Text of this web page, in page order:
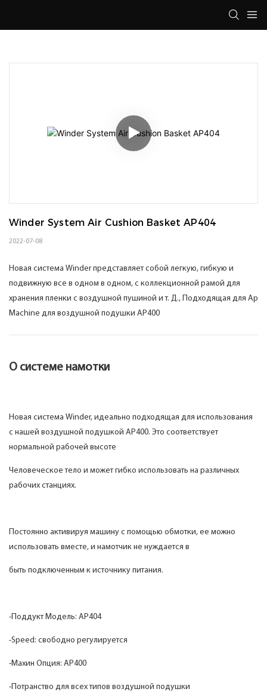
Winder System Air Cushion Basket AP404
2022-07-08
Новая система Winder представляет собой легкую, гибкую и
подвижную все в одном в одном, с коллекционной рамой для
хранения пленки с воздушной пушиной и т. Д., Подходящая для Ap
Machine для воздушной подушки AP400
О системе намотки
Новая система Winder, идеально подходящая для использования
с нашей воздушной подушкой AP400. Это соответствует
нормальной рабочей высоте
Человеческое тело и может гибко использовать на различных
рабочих станциях.
Постоянно активируя машину с помощью обмотки, ее можно
использовать вместе, и намотчик не нуждается в
быть подключенным к источнику питания.
-Поддукт Модель: AP404
-Speed: свободно регулируется
-Махин Опция: AP400
-Потранство для всех типов воздушной подушки